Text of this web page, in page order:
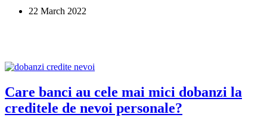
22 March 2022
Care banci au cele mai mici dobanzi la
creditele de nevoi personale?